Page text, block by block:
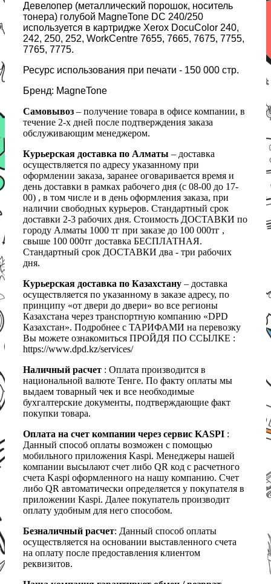
Девелопер (металлический порошок, носитель
тонера) голубой MagneTone DC 240/250
используется в картридже Xerox DocuColor 240,
242, 250, 252, WorkCentre 7655, 7665, 7675, 7755,
7765, 7775.
Ресурс использования при печати - 150 000 стр.
Бренд: MagneTone
Самовывоз – получение товара в офисе компании, в
течение 2-х дней после подтверждения заказа
обслуживающим менеджером.
Курьерская доставка по Алматы – доставка
осуществляется по адресу указанному при
оформлении заказа, заранее оговаривается время и
день доставки в рамках рабочего дня (с 08-00 до 17-
00) , в том числе и в день оформления заказа, при
наличии свободных курьеров. Стандартный срок
доставки 2-3 рабочих дня. Стоимость ДОСТАВКИ по
городу Алматы 1000 тг при заказе до 100 000тг ,
свыше 100 000тг доставка БЕСПЛАТНАЯ.
Стандартный срок ДОСТАВКИ два - три рабочих
дня.
Курьерская доставка по Казахстану – доставка
осуществляется по указанному в заказе адресу, по
принципу «от двери до двери» во все регионы
Казахстана через транспортную компанию «DPD
Казахстан». Подробнее с ТАРИФАМИ на перевозку
Вы можете ознакомиться ПРОЙДЯ ПО ССЫЛКЕ :
https://www.dpd.kz/services/
Наличный расчет : Оплата производится в
национальной валюте Тенге. По факту оплаты мы
выдаем товарный чек и все необходимые
бухгалтерские документы, подтверждающие факт
покупки товара.
Оплата на счет компании через сервис KASPI :
Данный способ оплаты возможен с помощью
мобильного приложения Kaspi. Менеджеры нашей
компании высылают счет либо QR код с расчетного
счета Kaspi оформленного на нашу компанию. Счет
либо QR автоматически определяется у покупателя в
приложении Kaspi. Далее покупатель производит
оплату удобным для него способом.
Безналичный расчет: Данный способ оплаты
осуществляется на основании выставленного счета
на оплату после предоставления клиентом
реквизитов.